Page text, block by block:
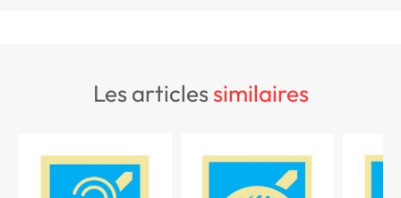
les articlessimilaires